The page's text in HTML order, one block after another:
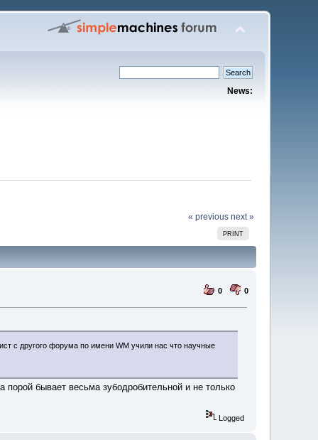
News:
« previous next »
PRINT
0 0
с другого форума по имени WM учили нас что научные
бывает весьма зубодробительной и не только
Logged